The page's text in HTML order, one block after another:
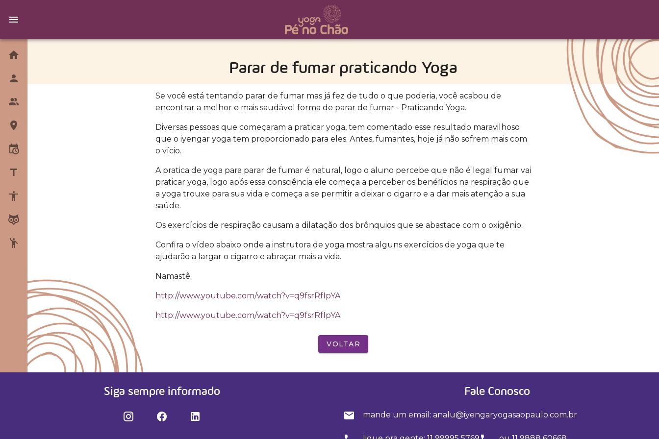
Home
Quem Somos
Equipe
Unidades
Horários
Blog
Sobre Yoga
Cursos
Fale conosco
Parar de fumar praticando Yoga
Se você está tentando parar de fumar mas já fez de tudo o que poderia, você acabou de
encontrar a melhor e mais saudável forma de parar de fumar - Praticando Yoga.
Diversas pessoas que começaram a praticar yoga, tem comentado esse resultado maravilhoso
que o iyengar yoga tem proporcionado para eles. Antes, fumantes, hoje já não sofrem mais com
o vício.
A pratica de yoga para parar de fumar é natural, logo o aluno percebe que não é legal fumar vai
praticar yoga, logo após essa consciência ele começa a perceber os benéficios na respiração que
a yoga trouxe para sua vida e começa a se permitir a deixar o cigarro e a dar mais atenção a sua
saúde.
Os exercícios de respiração causam a dilatação dos brônquios que se abastace com o oxigênio.
Confira o vídeo abaixo onde a instrutora de yoga mostra alguns exercícios de yoga que te
ajudarão a largar o cigarro e abraçar mais a vida.
Namastê.
http://www.youtube.com/watch?v=q9fsrRfIpYA
http://www.youtube.com/watch?v=q9fsrRfIpYA
VOLTAR
Siga sempre informado Fale Conosco
mande um email: analu@iyengaryogasaopaulo.com.br